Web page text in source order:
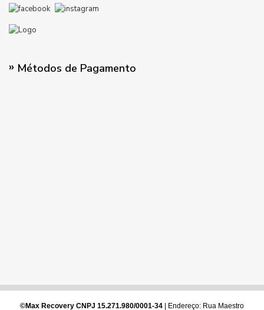
Métodos de Pagamento
©Max Recovery CNPJ 15.271.980/0001-34 | Endereço: Rua Maestro